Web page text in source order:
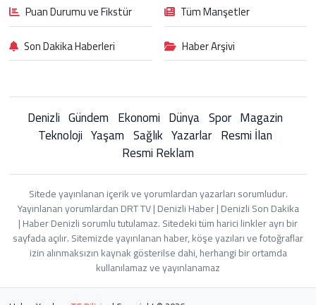
Puan Durumu ve Fikstür
Tüm Manşetler
Son Dakika Haberleri
Haber Arşivi
Denizli Gündem Ekonomi Dünya Spor Magazin
Teknoloji Yaşam Sağlık Yazarlar Resmi İlan
Resmi Reklam
Sitede yayınlanan içerik ve yorumlardan yazarları sorumludur.
Yayınlanan yorumlardan DRT TV | Denizli Haber | Denizli Son Dakika
| Haber Denizli sorumlu tutulamaz. Sitedeki tüm harici linkler ayrı bir
sayfada açılır. Sitemizde yayınlanan haber, köşe yazıları ve fotoğraflar
izin alınmaksızın kaynak gösterilse dahi, herhangi bir ortamda
kullanılamaz ve yayınlanamaz